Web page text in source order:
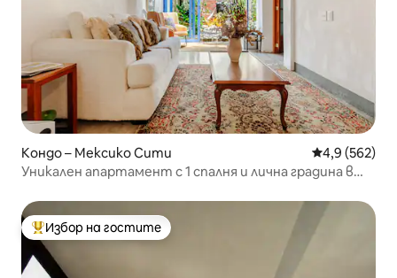
Кондо – Мексико Сити Средна
4,9 (562)
Уникален апартамент с 1 спалня и лична градина в
Най-популярен избор на гостите
Избор на гостите